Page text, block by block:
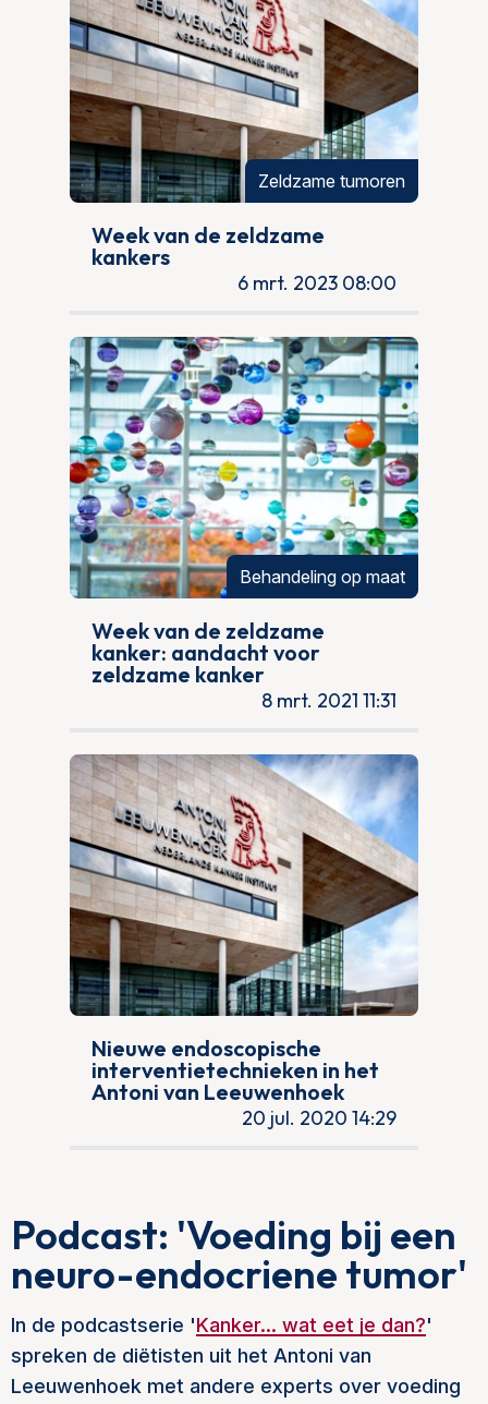
Zeldzame tumoren
Week van de zeldzame
kankers
6 mrt. 2023 08:00
Behandeling op maat
Week van de zeldzame
kanker: aandacht voor
zeldzame kanker
8 mrt. 2021 11:31
Nieuwe endoscopische
interventietechnieken in het
Antoni van Leeuwenhoek
20 jul. 2020 14:29
Podcast: 'Voeding bij een
neuro-endocriene tumor'
In de podcastserie 'Kanker... wat eet je dan?'
spreken de diëtisten uit het Antoni van
Leeuwenhoek met andere experts over voeding